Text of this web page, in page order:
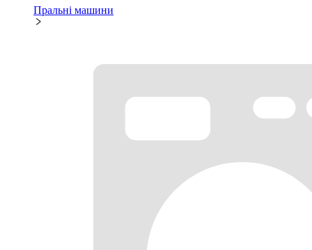
Пральні машини